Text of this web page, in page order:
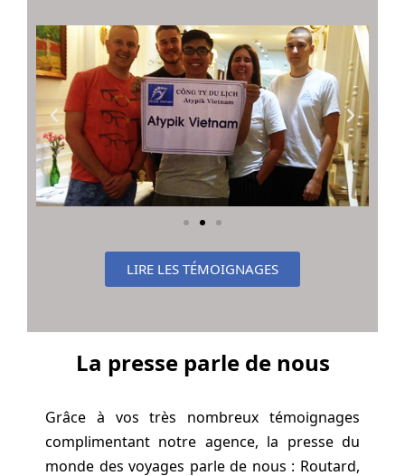
LIRE LES TÉMOIGNAGES
La presse parle de nous
Grâce à vos très nombreux témoignages
complimentant notre agence, la presse du
monde des voyages parle de nous : Routard,